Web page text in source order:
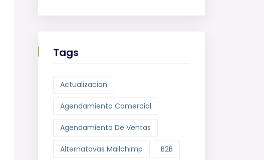
Tags
Actualizacion
Agendamiento Comercial
Agendamiento De Ventas
Alternatovas Mailchimp B2B